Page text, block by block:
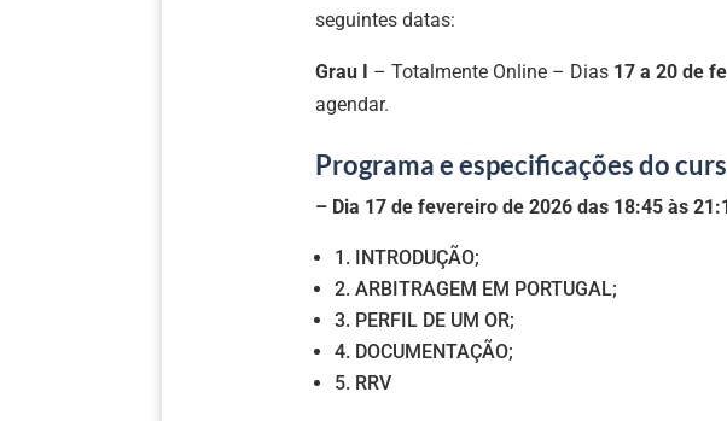
seguintes datas:
Grau I – Totalmente Online – Dias 17 a 20 de
agendar.
Programa e especificações do
– Dia 17 de fevereiro de 2026 das 18:45 às
1. INTRODUÇÃO;
2. ARBITRAGEM EM PORTUGAL;
3. PERFIL DE UM OR;
4. DOCUMENTAÇÃO;
5. RRV